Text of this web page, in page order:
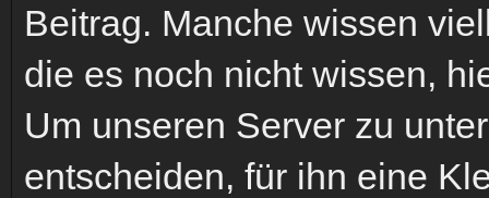
Beitrag. Manche wissen
die es noch nicht wissen,
Um unseren Server zu
entscheiden, für ihn eine